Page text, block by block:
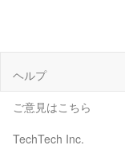
ヘルプ
ご意見はこちら
TechTech Inc.